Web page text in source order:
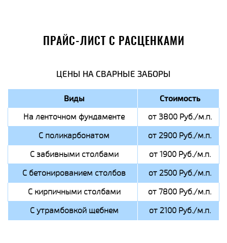
ПРАЙС-ЛИСТ С РАСЦЕНКАМИ
ЦЕНЫ НА СВАРНЫЕ ЗАБОРЫ
Виды Стоимость
На ленточном фундаменте
от 3800 Руб./м.п.
С поликарбонатом
от 2900 Руб./м.п.
С забивными столбами
от 1900 Руб./м.п.
С бетонированием столбов
от 2500 Руб./м.п.
С кирпичными столбами
от 7800 Руб./м.п.
С утрамбовкой щебнем
от 2100 Руб./м.п.